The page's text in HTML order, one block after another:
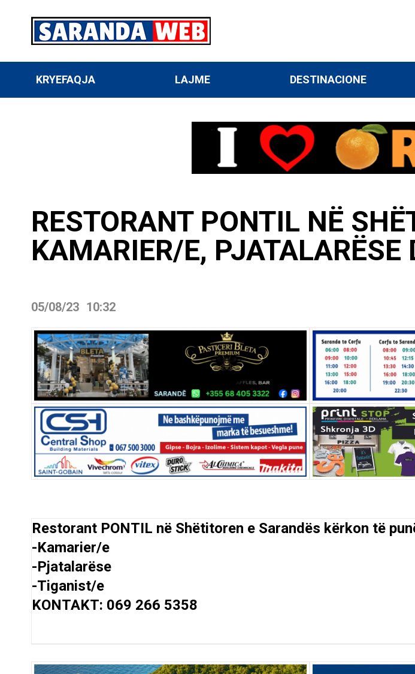
KRYEFAQJA LAJME DESTINACIONE
RESTORANT PONTIL NË
KAMARIER/E,
05/08/23 10:32
Restorant PONTIL në Shëtitoren e Sarandës kërkon të
-Kamarier/e
-Pjatalarëse
-Tiganist/e
KONTAKT: 069 266 5358